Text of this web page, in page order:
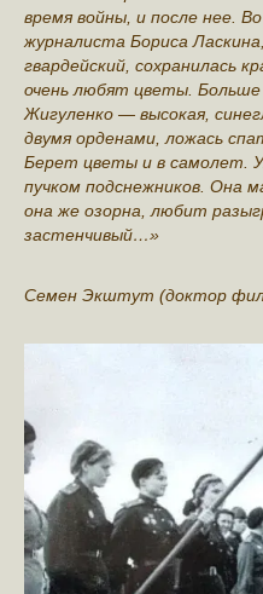
время войны, и после нее.
журналиста Бориса
гвардейский, сохранилась
очень любят цветы.
Жигуленко — высокая,
двумя орденами, ложась
Берет цветы и в самолет.
пучком подснежников. Она
она же озорна, любит
застенчивый…»
Семен Экштут (доктор